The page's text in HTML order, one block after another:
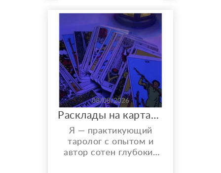
08/08/2026
Расклады на картах Таро. Таролог онлайн.
Я — практикующий
таролог с опытом и
автор сотен глубоких